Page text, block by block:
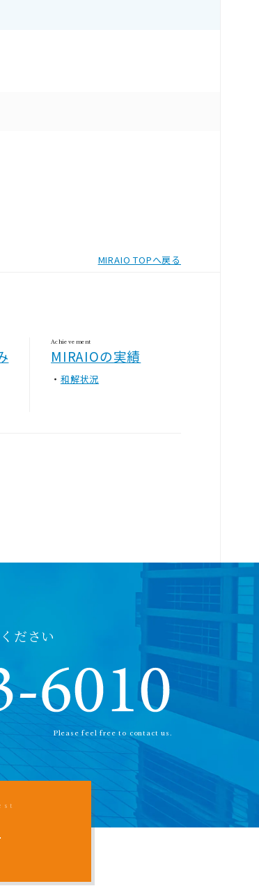
Achievement
MIRAIOの実績
和解状況
MIRAIO TOPへ戻る
ださい
Please feel free to contact us.